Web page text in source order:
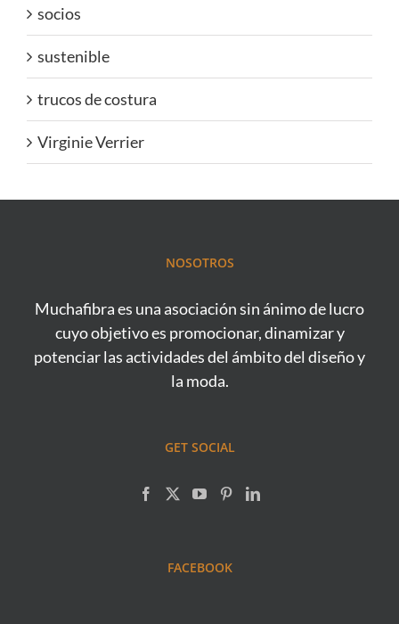
socios
sustenible
trucos de costura
Virginie Verrier
NOSOTROS
Muchafibra es una asociación sin ánimo de lucro
cuyo objetivo es promocionar, dinamizar y
potenciar las actividades del ámbito del diseño y
la moda.
GET SOCIAL
FACEBOOK